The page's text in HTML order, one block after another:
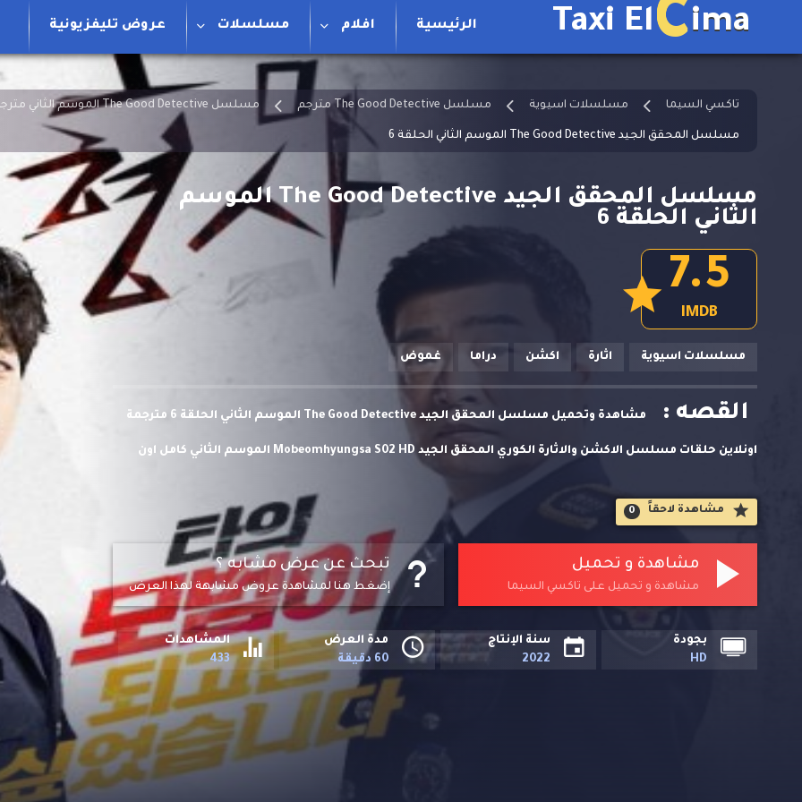
Taxi ElCima الرئيسية افلام مسلسلات عروض تليفزيونية
تاكسي السيما مسلسلات اسيوية مسلسل The Good Detective مترجم مسلسل The Good Detective الموسم الثاني مترجم
مسلسل المحقق الجيد The Good Detective الموسم الثاني الحلقة 6
مسلسل المحقق الجيد The Good Detective الموسم
الثاني الحلقة 6
IMDB
7.5
مسلسلات اسيوية اثارة اكشن دراما غموض
القصه : مشاهدة وتحميل مسلسل المحقق الجيد The Good Detective الموسم الثاني الحلقة 6 مترجمة
اونلاين حلقات مسلسل الاكشن والاثارة الكوري المحقق الجيد Mobeomhyungsa S02 HD الموسم الثاني كامل اون
مشاهدة لاحقاََ 0
تبحث عن عرض مشابه ؟
إضغط هنا لمشاهدة عروض مشابهة لهذا العرض
مشاهدة و تحميل
مشاهدة و تحميل على تاكسي السيما
بجودة
HD
سنة الإنتاج
2022
مدة العرض
60 دقيقة
المشاهدات
433